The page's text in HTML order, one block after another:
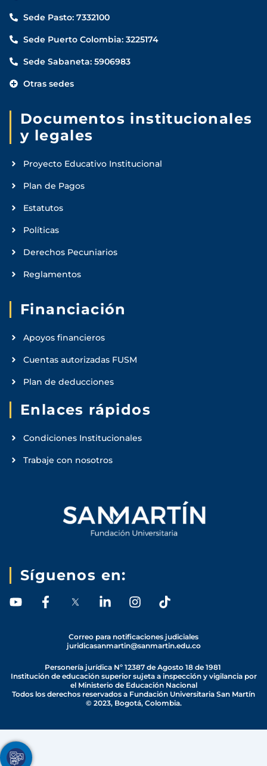
Sede Pasto: 7332100
Sede Puerto Colombia: 3225174
Sede Sabaneta: 5906983
Otras sedes
Documentos institucionales
y legales
Proyecto Educativo Institucional
Plan de Pagos
Estatutos
Políticas
Derechos Pecuniarios
Reglamentos
Financiación
Apoyos financieros
Cuentas autorizadas FUSM
Plan de deducciones
Enlaces rápidos
Condiciones Institucionales
Trabaje con nosotros
Síguenos en:
Y
e
F
o
o
k
L
k
e
d
i
n
-
n
I
t
a
g
r
a
m
T
t
o
k
Correo para notificaciones judiciales
juridicasanmartin@sanmartin.edu.co
Personería jurídica Nº 12387 de Agosto 18 de 1981
Institución de educación superior sujeta a inspección y vigilancia por
el Ministerio de Educación Nacional
Todos los derechos reservados a Fundación Universitaria San Martín
© 2023, Bogotá, Colombia.
Youtube
Facebook
Twitter
TikTok
Instagram